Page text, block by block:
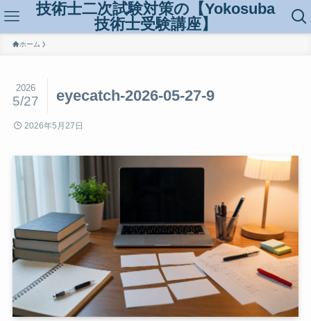
技術士二次試験対策の【Yokosuba
技術士受験講座】
ホーム
eyecatch-2026-05-27-9
2026
5/27
2026年5月27日